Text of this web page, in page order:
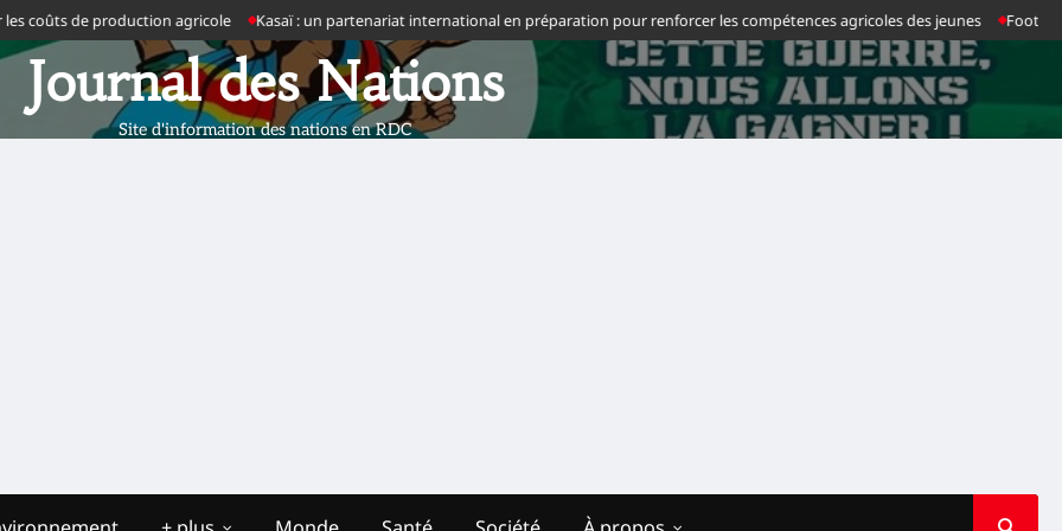
production agricole Kasaï : un partenariat international en préparation pour renforcer les compétences agricoles des jeunes Football : Chancel
Journal des Nations
Site d'information des nations en RDC